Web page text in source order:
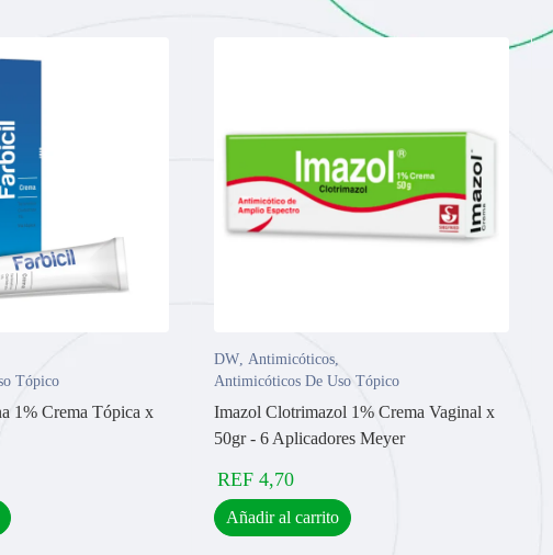
Tópico
1% Crema Tópica x
DW, Antimicóticos,
Antimicóticos De Uso Tópico
Imazol Clotrimazol 1% Crema Vaginal x
50gr - 6 Aplicadores Meyer
REF 4,70
Añadir al carrito